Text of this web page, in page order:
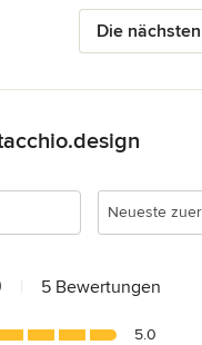
Die
Neueste
5 Bewertungen
5.0